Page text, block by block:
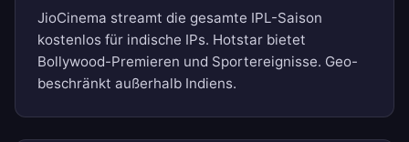
JioCinema streamt die gesamte IPL-Saison
kostenlos für indische IPs. Hotstar bietet
Bollywood-Premieren und Sportereignisse. Geo-
beschränkt außerhalb Indiens.